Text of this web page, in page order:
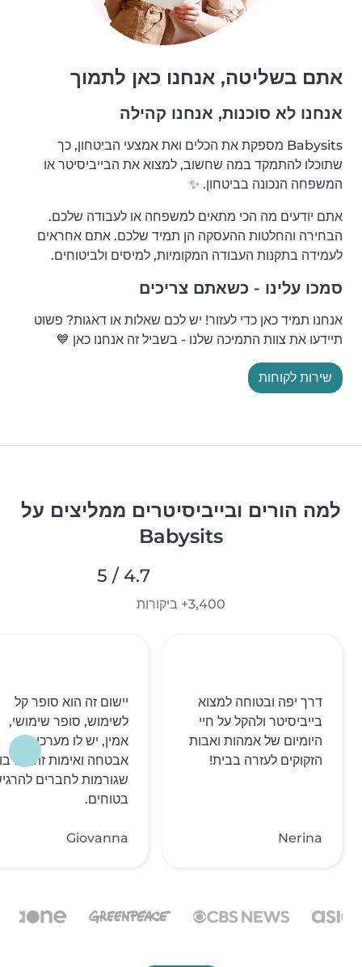
אתם בשליטה, אנחנו כאן לתמוך
אנחנו לא סוכנות, אנחנו קהילה
Babysits מספקת את הכלים ואת אמצעי הביטחון, כך
שתוכלו להתמקד במה שחשוב, למצוא את הבייביסיטר או
המשפחה הנכונה בביטחון. ✨
אתם יודעים מה הכי מתאים למשפחה או לעבודה שלכם.
הבחירה והחלטות ההעסקה הן תמיד שלכם. אתם אחראים
לעמידה בתקנות העבודה המקומיות, למיסים ולביטוחים.
סמכו עלינו - כשאתם צריכים
אנחנו תמיד כאן כדי לעזור! יש לכם שאלות או דאגות? פשוט
תיידעו את צוות התמיכה שלנו - בשביל זה אנחנו כאן 💙
שירות לקוחות
למה הורים ובייביסיטרים ממליצים על
Babysits
4.7 / 5
3,400+ ביקורות
דרך יפה ובטוחה למצוא
בייביסיטר ולהקל על חיי
היומיום של אמהות ואבות
הזקוקים לעזרה בבית!
Nerina
יישום זה הוא סופר קל
לשימוש, סופר שימושי,
אמין, יש לו מערכות
אבטחה ואימות זהות
שגורמות לחברים
בטוחים.
Giovanna